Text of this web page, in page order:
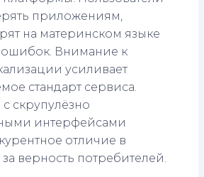
приложениям,
на материнском языке
ошибок. Внимание к
усиливает
стандарт сервиса.
скрупулёзно
интерфейсами
отличие в
верность потребителей.